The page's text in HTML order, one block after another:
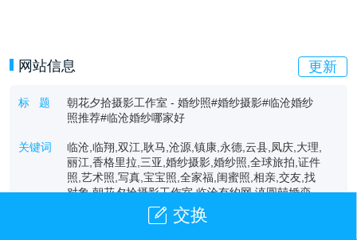
网站信息 更新
标 题
朝花夕拾摄影工作室 - 婚纱照#婚纱摄影#临沧婚纱
照推荐#临沧婚纱哪家好
关键词
临沧,临翔,双江,耿马,沧源,镇康,永德,云县,凤庆,大理,
丽江,香格里拉,三亚,婚纱摄影,婚纱照,全球旅拍,证件
照,艺术照,写真,宝宝照,全家福,闺蜜照,相亲,交友,找
对象,朝花夕拾摄影工作室,临沧有约网,滇圆囍婚恋,
交换